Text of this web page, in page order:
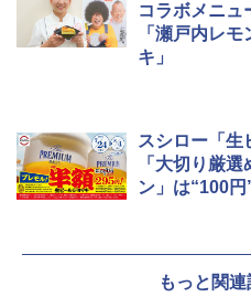
コラボメニュ
「瀬戸内レ
キ」
スシロー「生
「大切り厳
ン」は“100円
もっと関